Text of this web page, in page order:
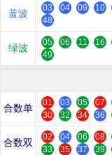
蓝波 03 04 09 10
48
绿波 05 06 11 16
49
合数单 01 03 05 07
30
32 34 36
合数双 02 04 06 08
33
35 37 39